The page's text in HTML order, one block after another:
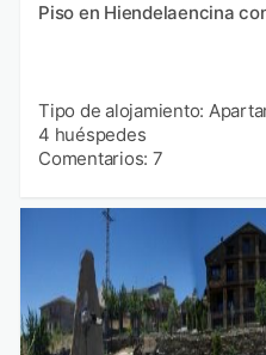
Piso en Hiendelaencina
Tipo de alojamiento:
4 huéspedes
Comentarios: 7